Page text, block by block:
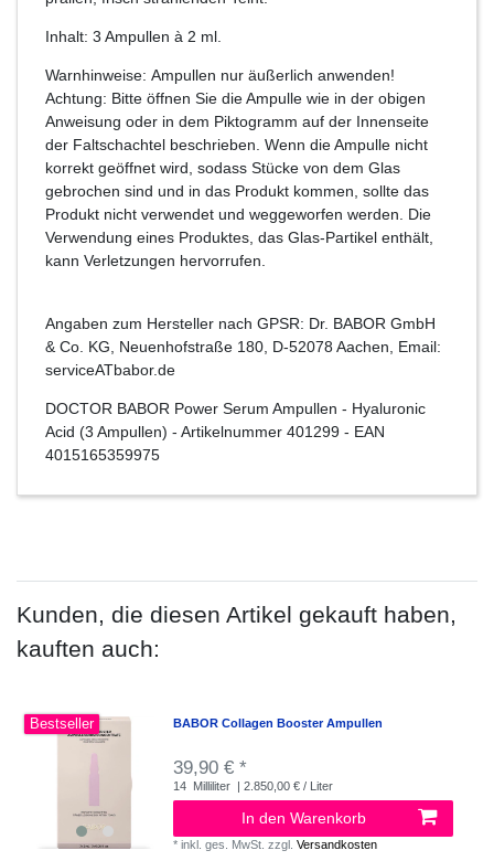
Inhalt: 3 Ampullen à 2 ml.
Warnhinweise: Ampullen nur äußerlich anwenden!
Achtung: Bitte öffnen Sie die Ampulle wie in der obigen
Anweisung oder in dem Piktogramm auf der Innenseite
der Faltschachtel beschrieben. Wenn die Ampulle nicht
korrekt geöffnet wird, sodass Stücke von dem Glas
gebrochen sind und in das Produkt kommen, sollte das
Produkt nicht verwendet und weggeworfen werden. Die
Verwendung eines Produktes, das Glas-Partikel enthält,
kann Verletzungen hervorrufen.
Angaben zum Hersteller nach GPSR: Dr. BABOR GmbH
& Co. KG, Neuenhofstraße 180, D-52078 Aachen, Email:
serviceATbabor.de
DOCTOR BABOR Power Serum Ampullen - Hyaluronic
Acid (3 Ampullen) - Artikelnummer 401299 - EAN
4015165359975
Kunden, die diesen Artikel gekauft haben,
kauften auch:
Bestseller BABOR Collagen Booster Ampullen
39,90 € *
14 Milliliter | 2.850,00 € / Liter
In den Warenkorb
*inkl. ges. MwSt. zzgl.Versandkosten